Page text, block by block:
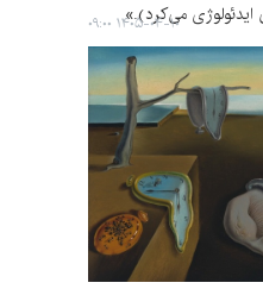
ایدئولوژی می‌کرد).»
۱۴۰۵-۰۴-۱۰ ۰۹:۰۰